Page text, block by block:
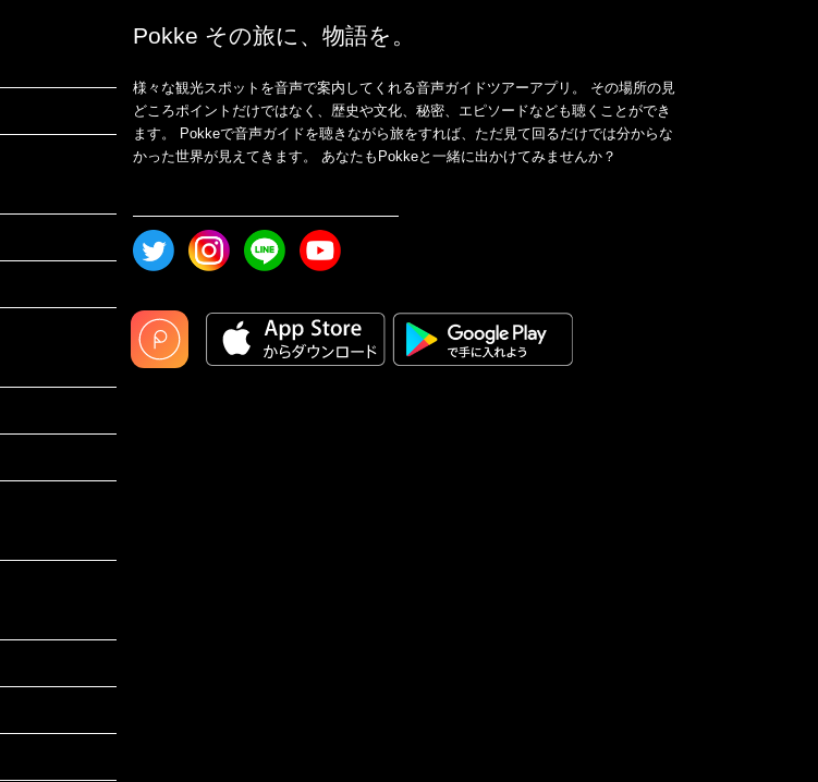
Pokke その旅に、物語を。
様々な観光スポットを音声で案内してくれる音声ガイドツアーアプリ。 その場所の見
どころポイントだけではなく、歴史や文化、秘密、エピソードなども聴くことができ
ます。 Pokkeで音声ガイドを聴きながら旅をすれば、ただ見て回るだけでは分からな
かった世界が見えてきます。 あなたもPokkeと一緒に出かけてみませんか？